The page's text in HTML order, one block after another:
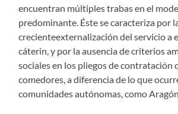
encuentran múltiples trabas en el
predominante. Éste se caracteriza por
crecienteexternalización del servicio a
cáterin, y por la ausencia de criterios
sociales en los pliegos de contratación
comedores, a diferencia de lo que
comunidades autónomas, como